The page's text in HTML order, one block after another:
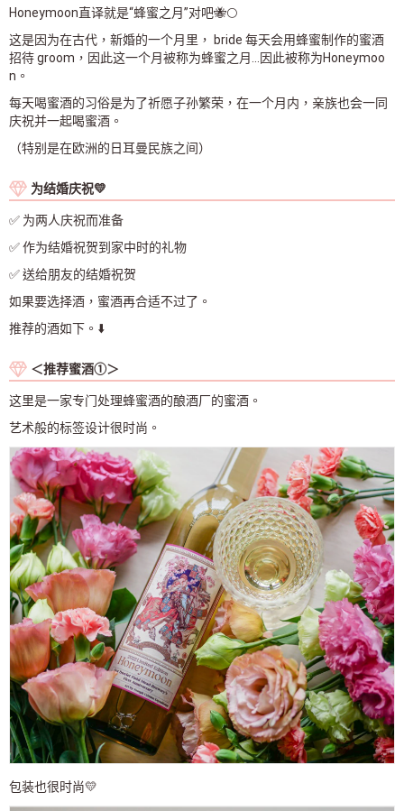
Honeymoon直译就是“蜂蜜之月”对吧🐝🌕
这是因为在古代，新婚的一个月里， bride 每天会用蜂蜜制作的蜜酒
招待 groom，因此这一个月被称为蜂蜜之月...因此被称为Honeymoo
n。
每天喝蜜酒的习俗是为了祈愿子孙繁荣，在一个月内，亲族也会一同
庆祝并一起喝蜜酒。
（特别是在欧洲的日耳曼民族之间）
为结婚庆祝💛
✅ 为两人庆祝而准备
✅ 作为结婚祝贺到家中时的礼物
✅ 送给朋友的结婚祝贺
如果要选择酒，蜜酒再合适不过了。
推荐的酒如下。⬇️
＜推荐蜜酒①＞
这里是一家专门处理蜂蜜酒的酿酒厂的蜜酒。
艺术般的标签设计很时尚。
包装也很时尚💛